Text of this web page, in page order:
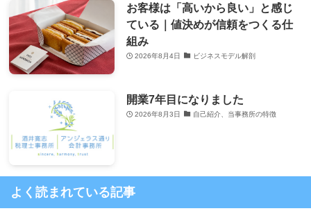
お客様は「高いから良い」と感じ
ている｜値決めが信頼をつくる仕
組み
2026年8月4日 ビジネスモデル解剖
開業7年目になりました
2026年8月3日 自己紹介、当事務所の特徴
よく読まれている記事